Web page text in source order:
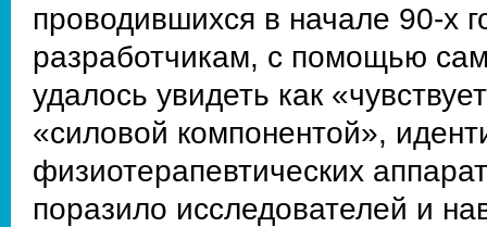
проводившихся в начале 90-х
разработчикам, с помощью
удалось увидеть как
«силовой компонентой»,
физиотерапевтических
поразило исследователей и